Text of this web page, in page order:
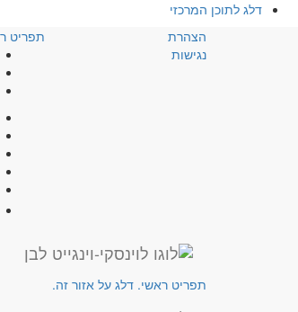
דלג לתוכן המרכזי
הצהרת
נגישות
תפריט
תפריט ראשי. דלג על אזור זה.